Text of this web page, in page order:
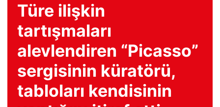
Türe ilişkin
tartışmaları
alevlendiren “Picasso”
sergisinin küratörü,
tabloları kendisinin